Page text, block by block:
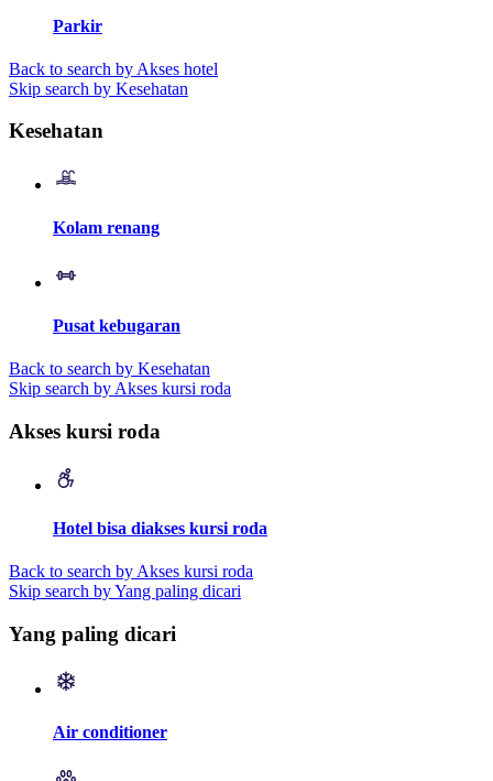
Parkir
Back to search by Akses hotel
Skip search by Kesehatan
Kesehatan
Kolam renang
Pusat kebugaran
Back to search by Kesehatan
Skip search by Akses kursi roda
Akses kursi roda
Hotel bisa diakses kursi roda
Back to search by Akses kursi roda
Skip search by Yang paling dicari
Yang paling dicari
Air conditioner